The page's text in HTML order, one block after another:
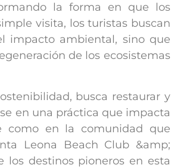
la forma en que los
visita, los turistas buscan
impacto ambiental, sino que
de los ecosistemas
busca restaurar y
en una práctica que impacta
como en la comunidad que
Leona Beach Club &amp;
los destinos pioneros en esta